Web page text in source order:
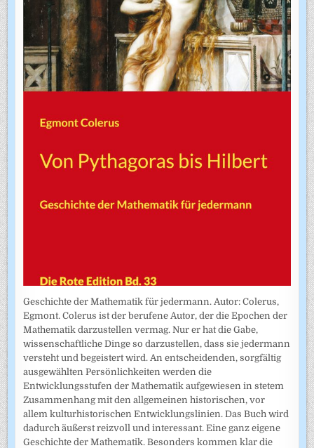
Geschichte der Mathematik für jedermann. Autor: Colerus,
Egmont. Colerus ist der berufene Autor, der die Epochen der
Mathematik darzustellen vermag. Nur er hat die Gabe,
wissenschaftliche Dinge so darzustellen, dass sie jedermann
versteht und begeistert wird. An entscheidenden, sorgfältig
ausgewählten Persönlichkeiten werden die
Entwicklungsstufen der Mathematik aufgewiesen in stetem
Zusammenhang mit den allgemeinen historischen, vor
allem kulturhistorischen Entwicklungslinien. Das Buch wird
dadurch äußerst reizvoll und interessant. Eine ganz eigene
Geschichte der Mathematik. Besonders kommen klar die